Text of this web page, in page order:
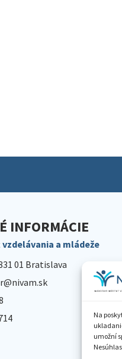
Na
umožní
INFORMÁCIE
a mládeže
01 Bratislava